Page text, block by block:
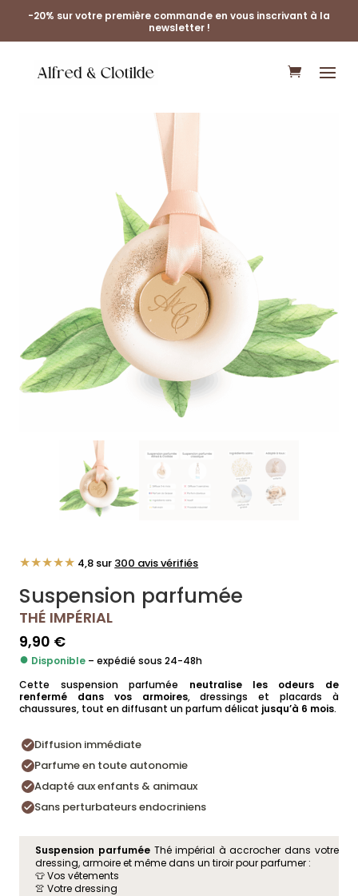
-20% sur votre première commande en vous inscrivant à la
newsletter !
★★★★★ 4,8 sur 300 avis vérifiés
Suspension parfumée
THÉ IMPÉRIAL
9,90 €
● Disponible – expédié sous 24-48h
Cette suspension parfumée neutralise les odeurs de
renfermé dans vos armoires, dressings et placards à
chaussures, tout en diffusant un parfum délicat jusqu’à 6 mois.
Diffusion immédiate
Parfume en toute autonomie
Adapté aux enfants & animaux
Sans perturbateurs endocriniens
Suspension parfuméeThé impérial à accrocher dans votre
dressing, armoire et même dans un tiroir pour parfumer :
👕 Vos vêtements
👚 Votre dressing